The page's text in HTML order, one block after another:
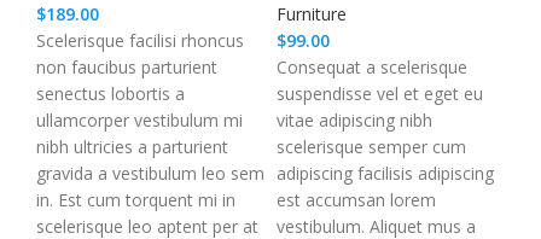
$189.00
Scelerisque facilisi rhoncus
non faucibus parturient
senectus lobortis a
ullamcorper vestibulum mi
nibh ultricies a parturient
gravida a vestibulum leo sem
in. Est cum torquent mi in
scelerisque leo aptent per at
Furniture
$99.00
Consequat a scelerisque
suspendisse vel et eget eu
vitae adipiscing nibh
scelerisque semper cum
adipiscing facilisis adipiscing
est accumsan lorem
vestibulum. Aliquet mus a